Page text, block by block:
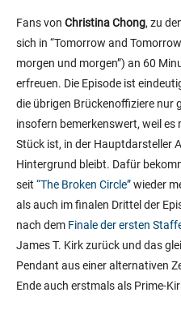
Fans von Christina Chong, zu
sich in “Tomorrow and
morgen und morgen”) an 60
erfreuen. Die Episode ist
die übrigen Brückenoffiziere nur
insofern bemerkenswert, weil
Stück ist, in der Hauptdarsteller
Hintergrund bleibt. Dafür
seit “The Broken Circle”wieder
als auch im finalen Drittel der
nach dem Finale der ersten
James T. Kirk zurück und das
Pendant aus einer alternativen
Ende auch erstmals als Prime-